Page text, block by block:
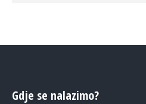
Gdje se nalazimo?